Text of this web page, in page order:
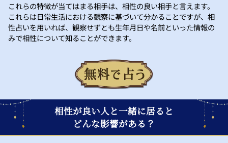
これらの特徴が当てはまる相手は、相性の良い相手と言えます。
これらは日常生活における観察に基づいて分かることですが、相
性占いを用いれば、観察せずとも生年月日や名前といった情報の
みで相性について知ることができます。
相性が良い人と一緒に居ると
どんな影響がある？